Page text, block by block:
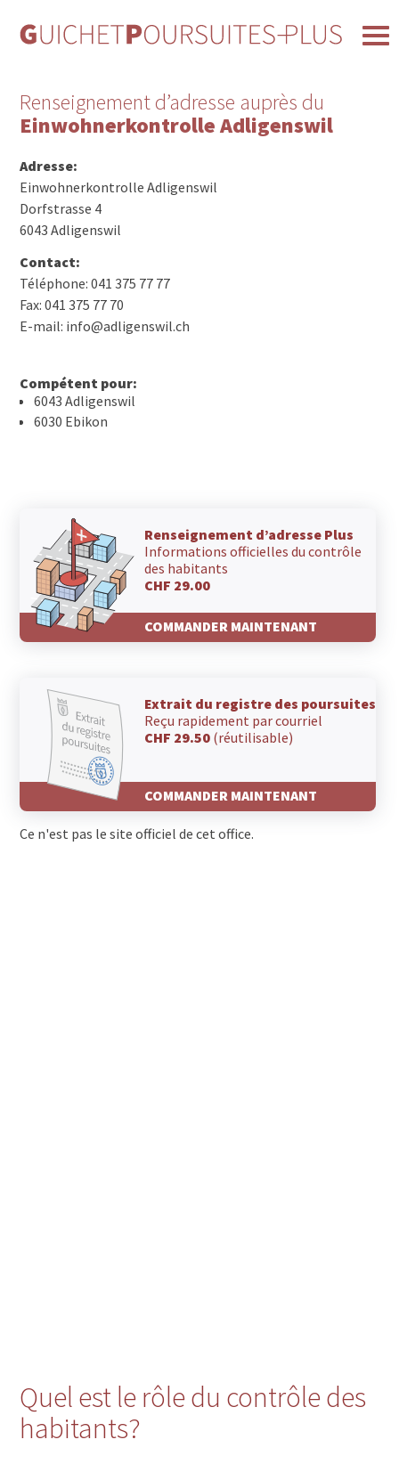
Renseignement d’adresse auprès du
Einwohnerkontrolle Adligenswil
Adresse:
Einwohnerkontrolle Adligenswil
Dorfstrasse 4
6043 Adligenswil
Contact:
Téléphone: 041 375 77 77
Fax: 041 375 77 70
E-mail: info@adligenswil.ch
Compétent pour:
6043 Adligenswil
6030 Ebikon
Renseignement d’adresse Plus
Informations officielles du contrôle
des habitants
CHF 29.00
COMMANDER MAINTENANT
Extrait du registre des poursuites
Reçu rapidement par courriel
CHF 29.50 (réutilisable)
COMMANDER MAINTENANT
Ce n'est pas le site officiel de cet office.
Quel est le rôle du contrôle des
habitants?